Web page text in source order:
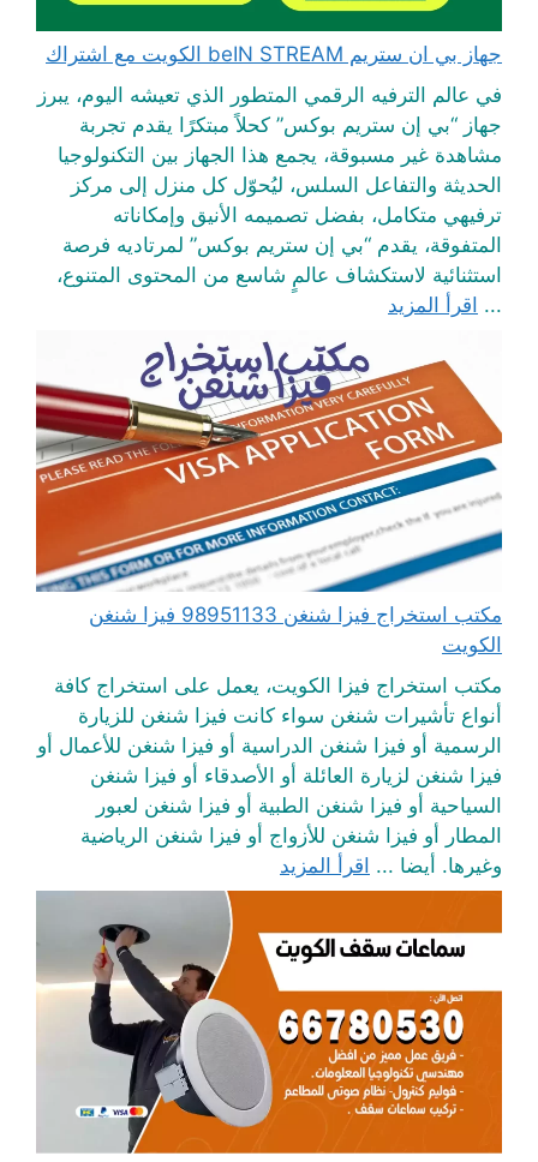
جهاز بي ان ستريم beIN STREAM الكويت مع اشتراك
في عالم الترفيه الرقمي المتطور الذي تعيشه اليوم، يبرز
جهاز “بي إن ستريم بوكس” كحلاً مبتكرًا يقدم تجربة
مشاهدة غير مسبوقة، يجمع هذا الجهاز بين التكنولوجيا
الحديثة والتفاعل السلس، ليُحوّل كل منزل إلى مركز
ترفيهي متكامل، بفضل تصميمه الأنيق وإمكاناته
المتفوقة، يقدم “بي إن ستريم بوكس” لمرتاديه فرصة
استثنائية لاستكشاف عالمٍ شاسع من المحتوى المتنوع،
... اقرأ المزيد
مكتب استخراج فيزا شنغن 98951133 فيزا شنغن
الكويت
مكتب استخراج فيزا الكويت، يعمل على استخراج كافة
أنواع تأشيرات شنغن سواء كانت فيزا شنغن للزيارة
الرسمية أو فيزا شنغن الدراسية أو فيزا شنغن للأعمال أو
فيزا شنغن لزيارة العائلة أو الأصدقاء أو فيزا شنغن
السياحية أو فيزا شنغن الطبية أو فيزا شنغن لعبور
المطار أو فيزا شنغن للأزواج أو فيزا شنغن الرياضية
وغيرها. أيضا ... اقرأ المزيد